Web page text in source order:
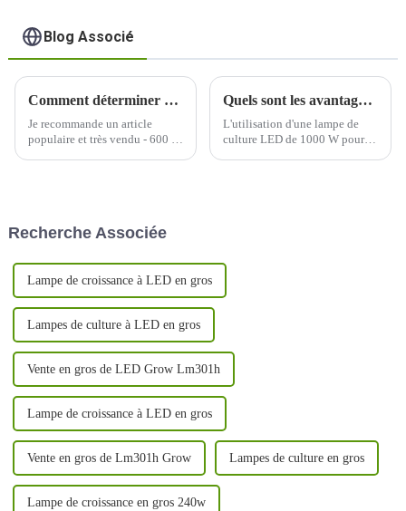
Blog Associé
Comment déterminer quelle longueur d’onde de lumière est nécessaire à la croissance de votre plante ?
Je recommande un article
populaire et très vendu - 600 W
détachable pour économiser
d'expédition, UV/IR...
Quels sont les avantages du jardinage intérieur lorsqu'on utilise une lampe de culture LED de 1000 W ?
L'utilisation d'une lampe de
culture LED de 1000 W pour le
Recherche Associée
Lampe de croissance à LED en gros
Lampes de culture à LED en gros
Vente en gros de LED Grow Lm301h
Lampe de croissance à LED en gros
Vente en gros de Lm301h Grow Lampes de culture en gros
Lampe de croissance en gros 240w